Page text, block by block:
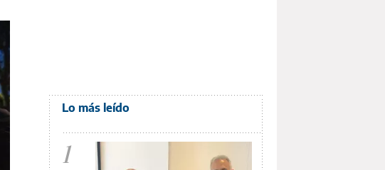
Lo más leído
1